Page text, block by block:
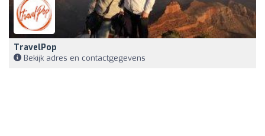
TravelPop
Bekijk adres en contactgegevens